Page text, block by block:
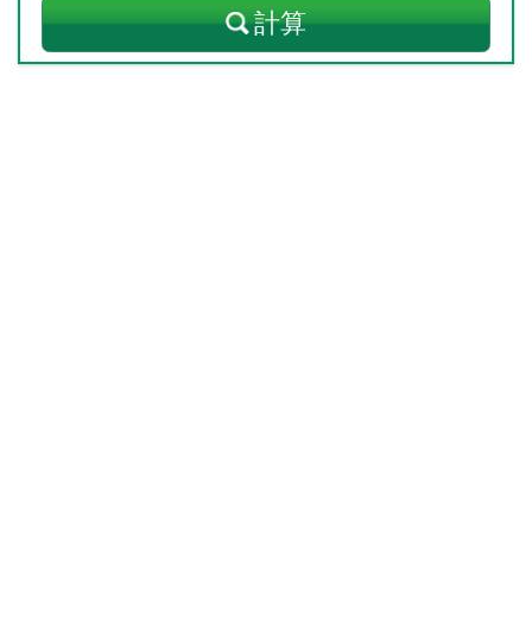
計算